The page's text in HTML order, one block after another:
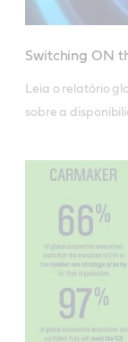
Switching ON
Leia o relatório
sobre a